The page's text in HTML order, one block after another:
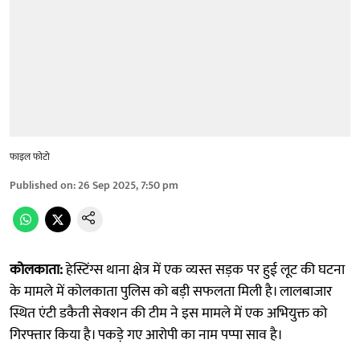
फाइल फोटो
Published on:26 Sep 2025, 7:50 pm
कोलकाता:हेस्टिंग्स थाना क्षेत्र में एक व्यस्त सड़क पर हुई लूट की घटना
के मामले में कोलकाता पुलिस को बड़ी सफलता मिली है। लालबाजार
स्थित एंटी डकैती सेक्शन की टीम ने इस मामले में एक अभियुक्त को
गिरफ्तार किया है। पकड़े गए आरोपी का नाम पप्पा साव है।